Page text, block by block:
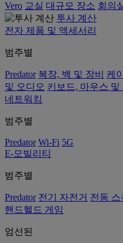
Vero 교실 대규모 장소 회의
투사 계산
전자 제품 및 액세서리
범주별
Predator 복장, 백 및 장비 케
및 오디오 키보드, 마우스 및
네트워킹
범주별
Predator Wi-Fi 5G
E-모빌리티
범주별
Predator 전기 자전거 전동 스
핸드헬드 게임
엄선된